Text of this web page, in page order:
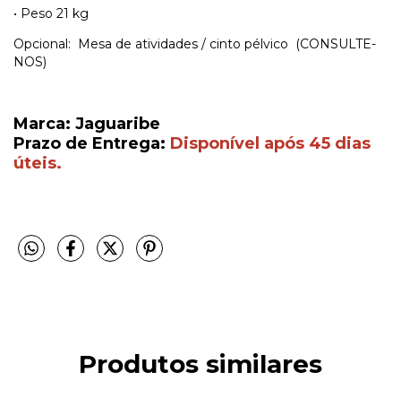
• Peso 21 kg
Opcional: Mesa de atividades / cinto pélvico (CONSULTE-
NOS)
Marca: Jaguaribe
Prazo de Entrega: Disponível após 45 dias
úteis.
Produtos similares